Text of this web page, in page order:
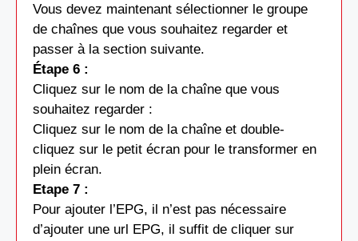
Vous devez maintenant sélectionner le groupe
de chaînes que vous souhaitez regarder et
passer à la section suivante.
Étape 6 :
Cliquez sur le nom de la chaîne que vous
souhaitez regarder :
Cliquez sur le nom de la chaîne et double-
cliquez sur le petit écran pour le transformer en
plein écran.
Etape 7 :
Pour ajouter l’EPG, il n’est pas nécessaire
d’ajouter une url EPG, il suffit de cliquer sur